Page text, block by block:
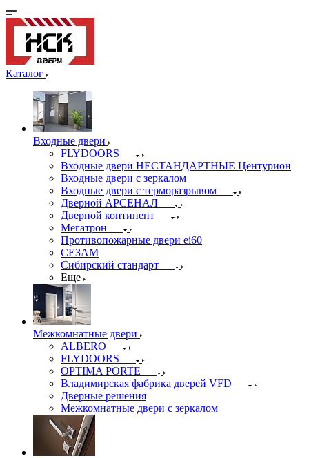
Каталог
Входные двери
FLYDOORS
Входные двери НЕСТАНДАРТНЫЕ Центурион
Входные двери с зеркалом
Входные двери с терморазрывом
Дверной АРСЕНАЛ
Дверной континент
Мегатрон
Противопожарные двери ei60
СЕЗАМ
Сибирский стандарт
Еще
Межкомнатные двери
ALBERO
FLYDOORS
OPTIMA PORTE
Владимирская фабрика дверей VFD
Дверные решения
Межкомнатные двери c зеркалом